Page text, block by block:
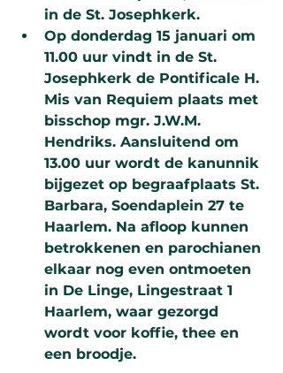
in de St. Josephkerk.
Op donderdag 15 januari om
11.00 uur vindt in de St.
Josephkerk de Pontificale H.
Mis van Requiem plaats met
bisschop mgr. J.W.M.
Hendriks. Aansluitend om
13.00 uur wordt de kanunnik
bijgezet op begraafplaats St.
Barbara, Soendaplein 27 te
Haarlem. Na afloop kunnen
betrokkenen en parochianen
elkaar nog even ontmoeten
in De Linge, Lingestraat 1
Haarlem, waar gezorgd
wordt voor koffie, thee en
een broodje.